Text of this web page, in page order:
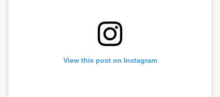
View this post on Instagram